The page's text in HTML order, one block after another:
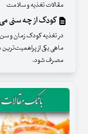
مقالات تغذیه و سلامت
کودک از چه سنی
در تغذیه کودک زمان و
ماهی یکی از
مصرف شود.